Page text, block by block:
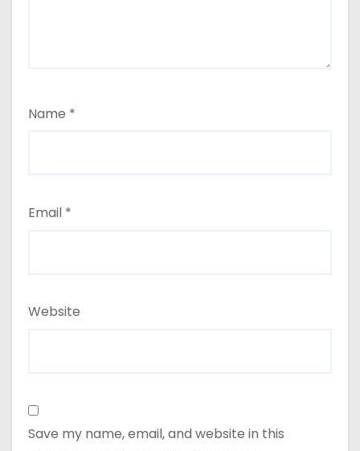
Name *
Email *
Website
Save my name, email, and website in this